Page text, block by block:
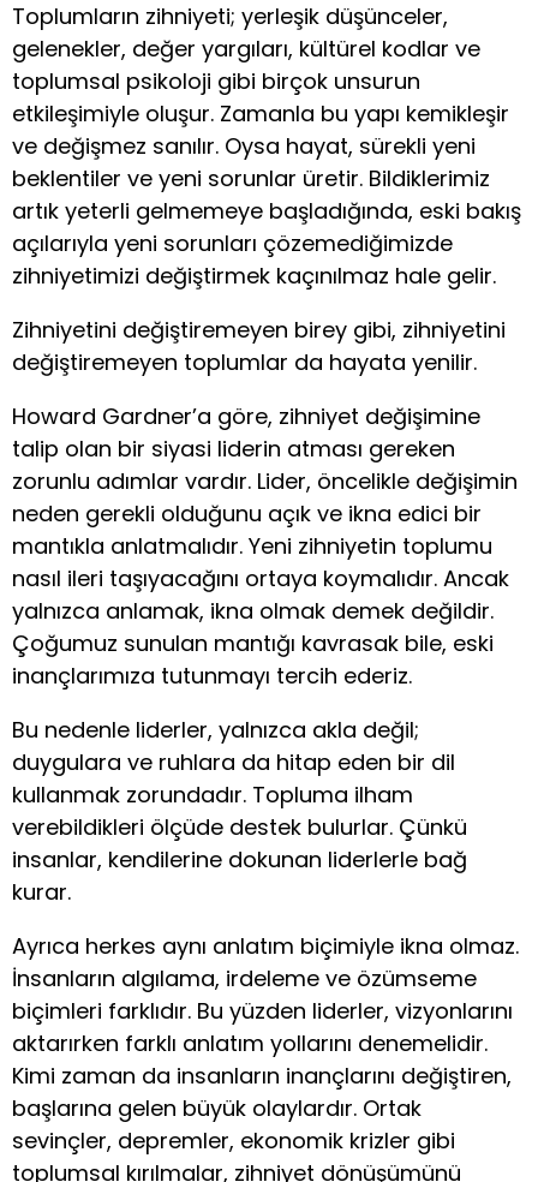
Toplumların zihniyeti; yerleşik düşünceler,
gelenekler, değer yargıları, kültürel kodlar ve
toplumsal psikoloji gibi birçok unsurun
etkileşimiyle oluşur. Zamanla bu yapı kemikleşir
ve değişmez sanılır. Oysa hayat, sürekli yeni
beklentiler ve yeni sorunlar üretir. Bildiklerimiz
artık yeterli gelmemeye başladığında, eski bakış
açılarıyla yeni sorunları çözemediğimizde
zihniyetimizi değiştirmek kaçınılmaz hale gelir.
Zihniyetini değiştiremeyen birey gibi, zihniyetini
değiştiremeyen toplumlar da hayata yenilir.
Howard Gardner’a göre, zihniyet değişimine
talip olan bir siyasi liderin atması gereken
zorunlu adımlar vardır. Lider, öncelikle değişimin
neden gerekli olduğunu açık ve ikna edici bir
mantıkla anlatmalıdır. Yeni zihniyetin toplumu
nasıl ileri taşıyacağını ortaya koymalıdır. Ancak
yalnızca anlamak, ikna olmak demek değildir.
Çoğumuz sunulan mantığı kavrasak bile, eski
inançlarımıza tutunmayı tercih ederiz.
Bu nedenle liderler, yalnızca akla değil;
duygulara ve ruhlara da hitap eden bir dil
kullanmak zorundadır. Topluma ilham
verebildikleri ölçüde destek bulurlar. Çünkü
insanlar, kendilerine dokunan liderlerle bağ
kurar.
Ayrıca herkes aynı anlatım biçimiyle ikna olmaz.
İnsanların algılama, irdeleme ve özümseme
biçimleri farklıdır. Bu yüzden liderler, vizyonlarını
aktarırken farklı anlatım yollarını denemelidir.
Kimi zaman da insanların inançlarını değiştiren,
başlarına gelen büyük olaylardır. Ortak
sevinçler, depremler, ekonomik krizler gibi
toplumsal kırılmalar, zihniyet dönüşümünü